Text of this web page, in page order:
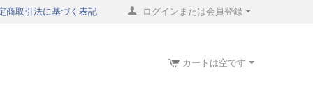
ログインまたは会員登録
商取引法に基づく表記
カートは空です